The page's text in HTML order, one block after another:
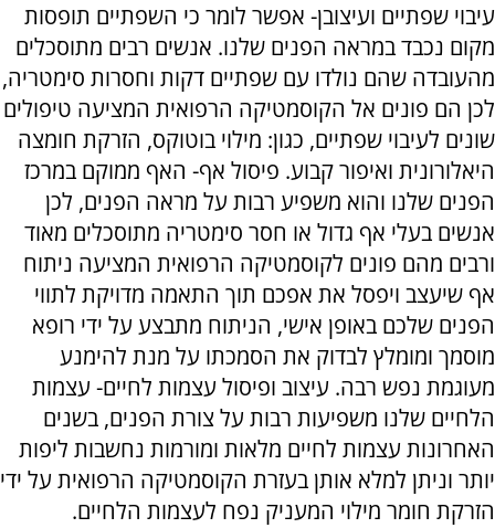
עיבוי שפתיים ועיצובן- אפשר לומר כי השפתיים תופסות
מקום נכבד במראה הפנים שלנו. אנשים רבים מתוסכלים
מהעובדה שהם נולדו עם שפתיים דקות וחסרות סימטריה,
לכן הם פונים אל הקוסמטיקה הרפואית המציעה טיפולים
שונים לעיבוי שפתיים, כגון: מילוי בוטוקס, הזרקת חומצה
היאלורונית ואיפור קבוע. פיסול אף- האף ממוקם במרכז
הפנים שלנו והוא משפיע רבות על מראה הפנים, לכן
אנשים בעלי אף גדול או חסר סימטריה מתוסכלים מאוד
ורבים מהם פונים לקוסמטיקה הרפואית המציעה ניתוח
אף שיעצב ויפסל את אפכם תוך התאמה מדויקת לתווי
הפנים שלכם באופן אישי, הניתוח מתבצע על ידי רופא
מוסמך ומומלץ לבדוק את הסמכתו על מנת להימנע
מעוגמת נפש רבה. עיצוב ופיסול עצמות לחיים- עצמות
הלחיים שלנו משפיעות רבות על צורת הפנים, בשנים
האחרונות עצמות לחיים מלאות ומורמות נחשבות ליפות
יותר וניתן למלא אותן בעזרת הקוסמטיקה הרפואית על ידי
הזרקת חומר מילוי המעניק נפח לעצמות הלחיים.